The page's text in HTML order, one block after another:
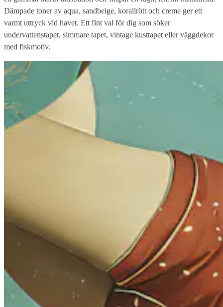
Dämpade toner av aqua, sandbeige, korallrött och creme ger ett
varmt uttryck vid havet. Ett fint val för dig som söker
undervattenstapet, simmare tapet, vintage kusttapet eller väggdekor
med fiskmotiv.